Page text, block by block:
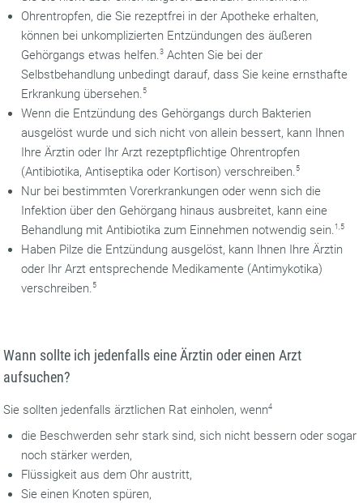
Ohrentropfen, die Sie rezeptfrei in der Apotheke erhalten,
können bei unkomplizierten Entzündungen des äußeren
Gehörgangs etwas helfen.3 Achten Sie bei der
Selbstbehandlung unbedingt darauf, dass Sie keine ernsthafte
Erkrankung übersehen.5
Wenn die Entzündung des Gehörgangs durch Bakterien
ausgelöst wurde und sich nicht von allein bessert, kann Ihnen
Ihre Ärztin oder Ihr Arzt rezeptpflichtige Ohrentropfen
(Antibiotika, Antiseptika oder Kortison) verschreiben.5
Nur bei bestimmten Vorerkrankungen oder wenn sich die
Infektion über den Gehörgang hinaus ausbreitet, kann eine
Behandlung mit Antibiotika zum Einnehmen notwendig sein.1,5
Haben Pilze die Entzündung ausgelöst, kann Ihnen Ihre Ärztin
oder Ihr Arzt entsprechende Medikamente (Antimykotika)
verschreiben.5
Wann sollte ich jedenfalls eine Ärztin oder einen Arzt
aufsuchen?
Sie sollten jedenfalls ärztlichen Rat einholen, wenn4
die Beschwerden sehr stark sind, sich nicht bessern oder sogar
noch stärker werden,
Flüssigkeit aus dem Ohr austritt,
Sie einen Knoten spüren,